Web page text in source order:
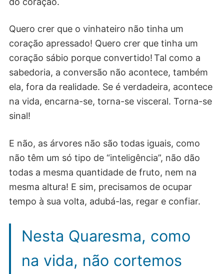
Quero crer que o vinhateiro não tinha um
coração apressado! Quero crer que tinha um
coração sábio porque convertido! Tal como a
sabedoria, a conversão não acontece, também
ela, fora da realidade. Se é verdadeira, acontece
na vida, encarna-se, torna-se visceral. Torna-se
sinal!
E não, as árvores não são todas iguais, como
não têm um só tipo de “inteligência”, não dão
todas a mesma quantidade de fruto, nem na
mesma altura! E sim, precisamos de ocupar
tempo à sua volta, adubá-las, regar e confiar.
Nesta Quaresma, como
na vida, não cortemos